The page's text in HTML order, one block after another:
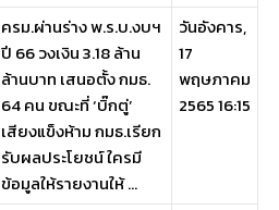
ครม.ผ่านร่าง พ.ร.บ.งบฯ
ปี 66 วงเงิน 3.18 ล้าน
ล้านบาท เสนอตั้ง กมธ.
64 คน ขณะที่ ‘บิ๊กตู่’
เสียงแข็งห้าม กมธ.เรียก
รับผลประโยชน์ ใครมี
ข้อมูลให้รายงานให้ ...
วันอังคาร,
17
พฤษภาคม
2565 16:15